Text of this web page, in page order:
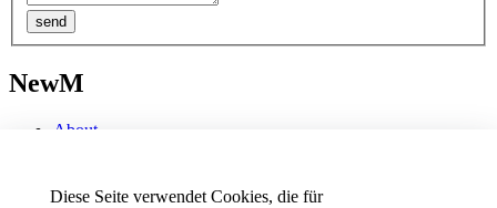
Diese Seite verwendet Cookies, die für
NewM
About
Publications